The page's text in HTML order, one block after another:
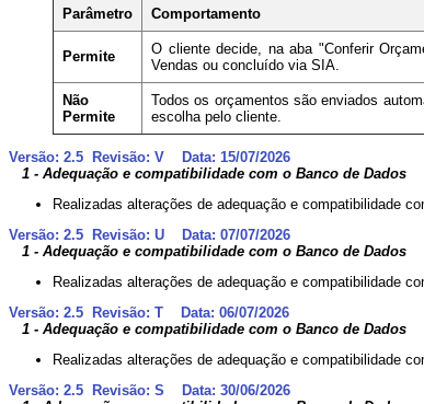
Parâmetro Comportamento
Permite
O cliente decide, na aba "Conferir
Vendas ou concluído via SIA.
Não
Permite
Todos os orçamentos são enviados
escolha pelo cliente.
Versão: 2.5 Revisão: V Data: 15/07/2026
1 - Adequação e compatibilidade com o Banco de Dados
Realizadas alterações de adequação e compatibilidade
Versão: 2.5 Revisão: U Data: 07/07/2026
1 - Adequação e compatibilidade com o Banco de Dados
Realizadas alterações de adequação e compatibilidade
Versão: 2.5 Revisão: T Data: 06/07/2026
1 - Adequação e compatibilidade com o Banco de Dados
Realizadas alterações de adequação e compatibilidade
Versão: 2.5 Revisão: S Data: 30/06/2026